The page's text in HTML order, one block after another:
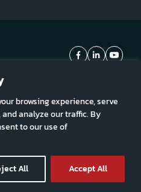
browsing experience, serve
analyze our traffic. By
to our use of
All Accept All
Visos teisės saugomos.
naujienas:
Prenumeruoti